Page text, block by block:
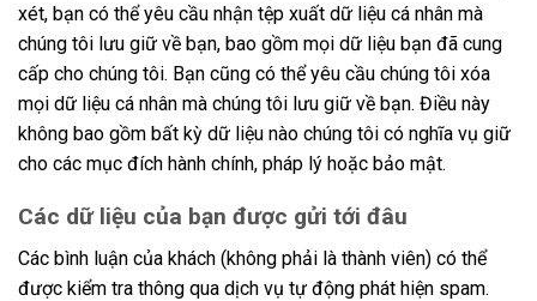
xét, bạn có thể yêu cầu nhận tệp xuất dữ liệu cá nhân mà
chúng tôi lưu giữ về bạn, bao gồm mọi dữ liệu bạn đã cung
cấp cho chúng tôi. Bạn cũng có thể yêu cầu chúng tôi xóa
mọi dữ liệu cá nhân mà chúng tôi lưu giữ về bạn. Điều này
không bao gồm bất kỳ dữ liệu nào chúng tôi có nghĩa vụ giữ
cho các mục đích hành chính, pháp lý hoặc bảo mật.
Các dữ liệu của bạn được gửi tới đâu
Các bình luận của khách (không phải là thành viên) có thể
được kiểm tra thông qua dịch vụ tự động phát hiện spam.